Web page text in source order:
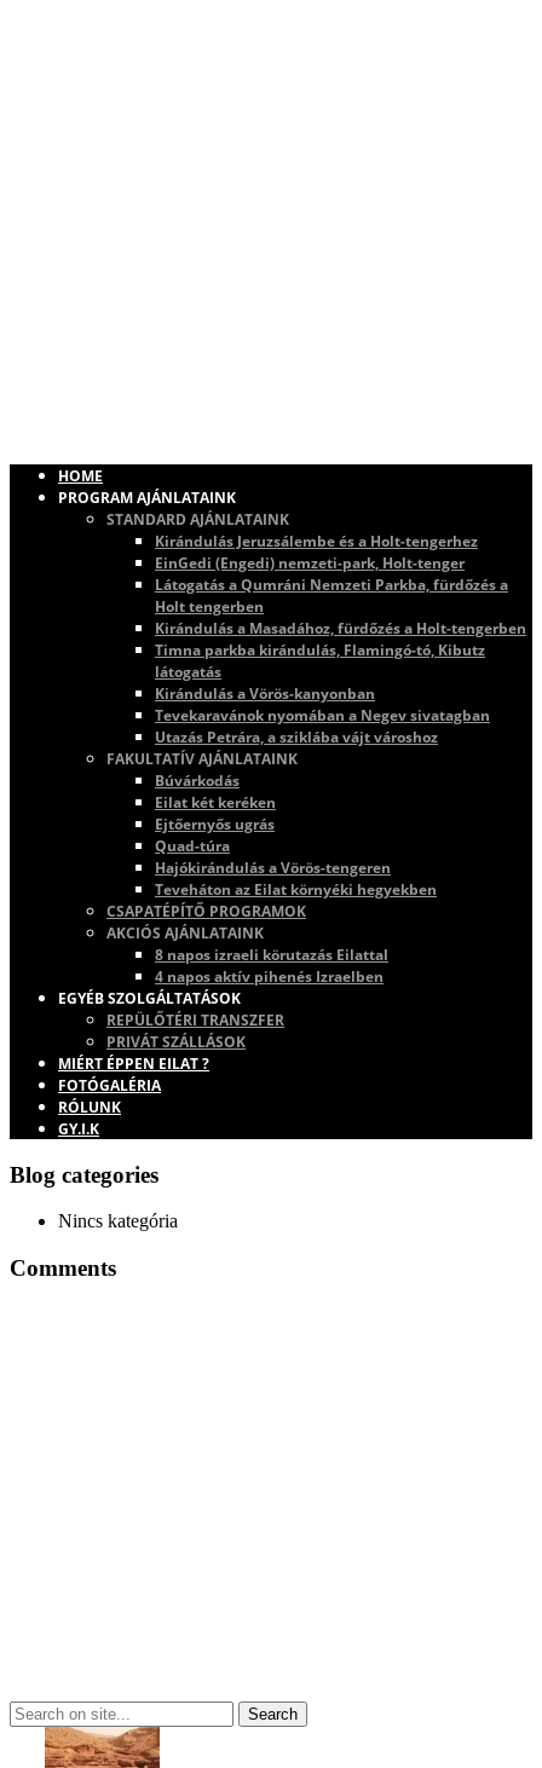
HOME
PROGRAM AJÁNLATAINK
STANDARD AJÁNLATAINK
Kirándulás Jeruzsálembe és a Holt-tengerhez
EinGedi (Engedi) nemzeti-park, Holt-tenger
Látogatás a Qumráni Nemzeti Parkba, fürdőzés a
Holt tengerben
Kirándulás a Masadához, fürdőzés a Holt-tengerben
Timna parkba kirándulás, Flamingó-tó, Kibutz
látogatás
Kirándulás a Vörös-kanyonban
Tevekaravánok nyomában a Negev sivatagban
Utazás Petrára, a sziklába vájt városhoz
FAKULTATÍV AJÁNLATAINK
Búvárkodás
Eilat két keréken
Ejtőernyős ugrás
Quad-túra
Hajókirándulás a Vörös-tengeren
Teveháton az Eilat környéki hegyekben
CSAPATÉPÍTŐ PROGRAMOK
AKCIÓS AJÁNLATAINK
8 napos izraeli körutazás Eilattal
4 napos aktív pihenés Izraelben
EGYÉB SZOLGÁLTATÁSOK
REPÜLŐTÉRI TRANSZFER
PRIVÁT SZÁLLÁSOK
MIÉRT ÉPPEN EILAT ?
FOTÓGALÉRIA
RÓLUNK
GY.I.K
Blog categories
Nincs kategória
Comments